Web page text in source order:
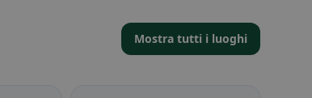
Mostra tutti i luoghi